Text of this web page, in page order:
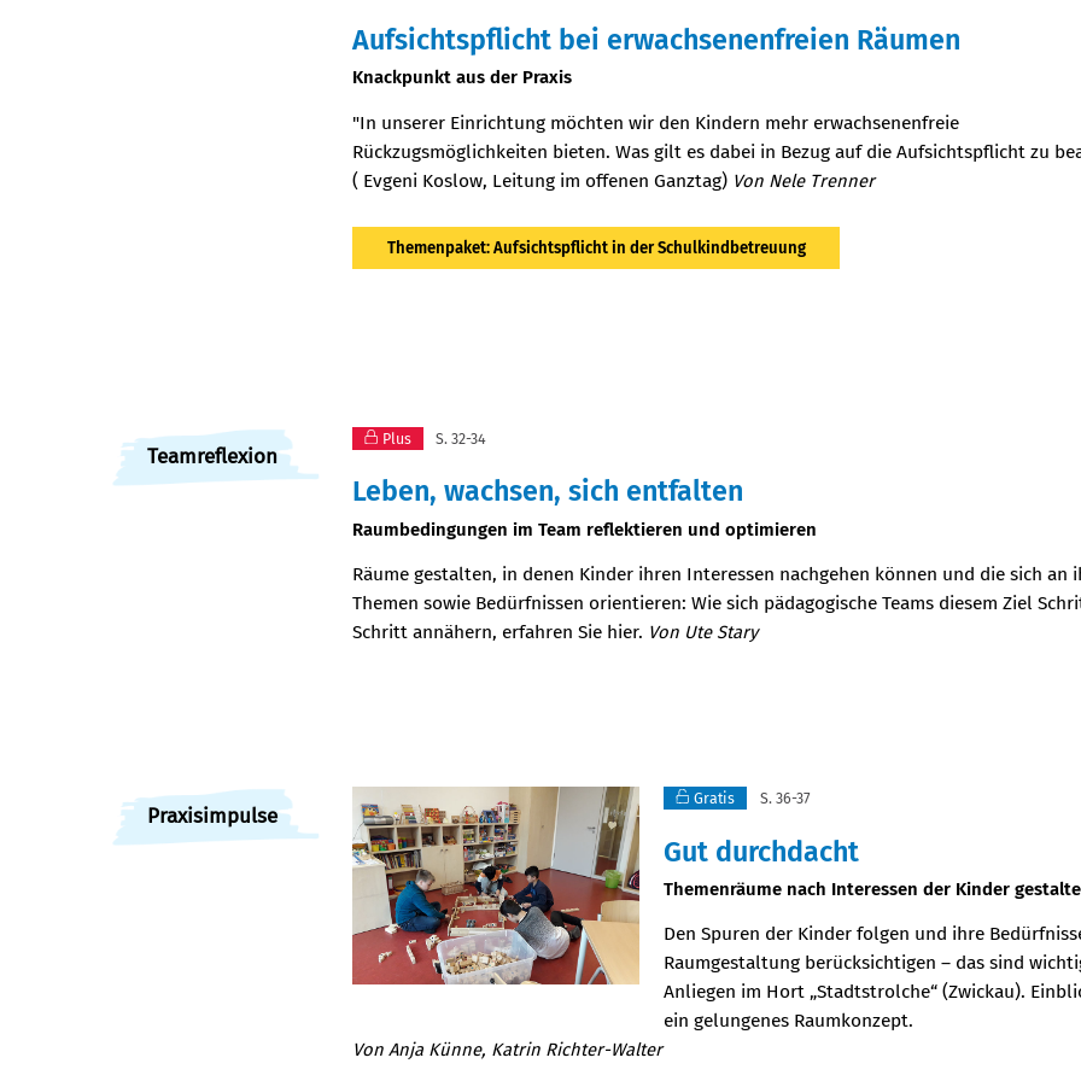
Aufsichtspflicht bei erwachsenenfreien Räumen
:
Knackpunkt aus der Praxis
"In unserer Einrichtung möchten wir den Kindern mehr erwachsenenfreie
Rückzugsmöglichkeiten bieten. Was gilt es dabei in Bezug auf die Aufsichtspflicht zu
( Evgeni Koslow, Leitung im offenen Ganztag) Von Nele Trenner
Themenpaket: Aufsichtspflicht in der Schulkindbetreuung
Teamreflexion
Plus S. 32-34
Leben, wachsen, sich entfalten
:
Raumbedingungen im Team reflektieren und optimieren
Räume gestalten, in denen Kinder ihren Interessen nachgehen können und die sich an
Themen sowie Bedürfnissen orientieren: Wie sich pädagogische Teams diesem Ziel
Schritt annähern, erfahren Sie hier. Von Ute Stary
Praxisimpulse
Gratis S. 36-37
Gut durchdacht
:
Themenräume nach Interessen der Kinder
Den Spuren der Kinder folgen und ihre
Raumgestaltung berücksichtigen – das sind
Anliegen im Hort „Stadtstrolche“ (Zwickau).
ein gelungenes Raumkonzept.
Von Anja Künne, Katrin Richter-Walter